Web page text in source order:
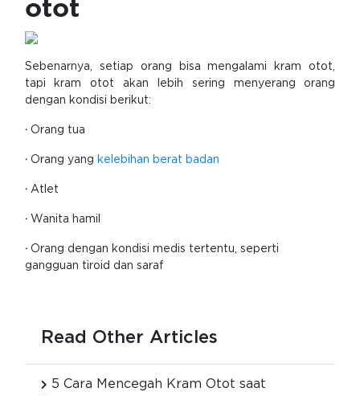
otot
Sebenarnya, setiap orang bisa mengalami kram otot,
tapi kram otot akan lebih sering menyerang orang
dengan kondisi berikut:
· Orang tua
· Orang yang kelebihan berat badan
· Atlet
· Wanita hamil
·Orang dengan kondisi medis tertentu, seperti
gangguan tiroid dan saraf
Read Other Articles
5 Cara Mencegah Kram Otot saat